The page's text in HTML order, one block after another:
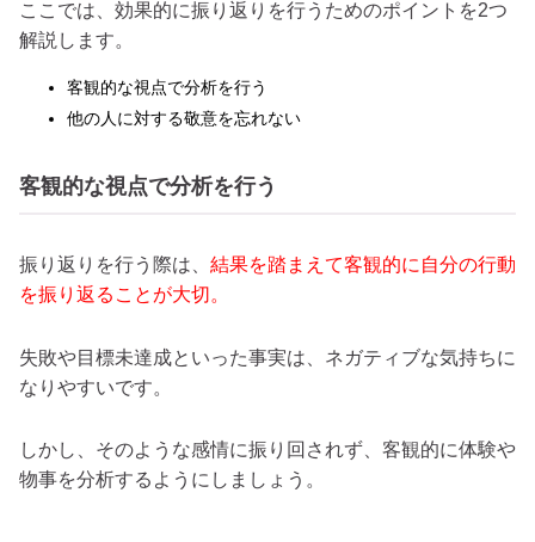
ここでは、効果的に振り返りを行うためのポイントを2つ
解説します。
客観的な視点で分析を行う
他の人に対する敬意を忘れない
客観的な視点で分析を行う
振り返りを行う際は、 結果を踏まえて客観的に自分の行動
を振り返ることが大切。
失敗や目標未達成といった事実は、ネガティブな気持ちに
なりやすいです。
しかし、そのような感情に振り回されず、客観的に体験や
物事を分析するようにしましょう。